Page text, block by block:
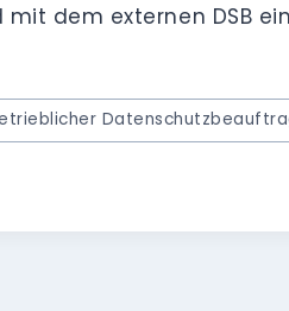
dem externen DSB